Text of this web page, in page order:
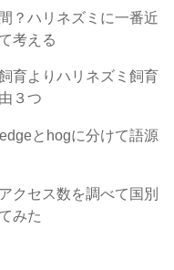
？ハリネズミに一番近
考える
育よりハリネズミ飼育
３つ
とhogに分けて語源
クセス数を調べて国別
みた